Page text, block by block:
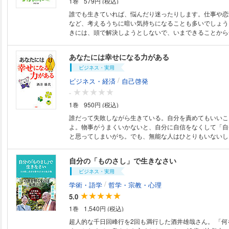
誰でも生きていれば、悩んだり迷ったりします。仕事や
など、考えるうちに暗い気持ちになることも多いでしょ
きには、頭で解決しようとしないで、いまできることか
がやさしく教える悩み解消への近道。
あなたには幸せになる力がある
ビジネス・実用
ビジネス・経済 / 自己啓発
-
1巻
950円 (税込)
誰だって失敗しながら生きている。自分を責めてもいい
よ。物事がうまくいかないと、自分に自信をなくして
と思ってしまいがち。でも、無能な人はひとりもいない
とき、人間関係がうまくいかないとき、逆境に立たされ
ざまなシチュエーションごとにその悩みから抜け出す考
心に元気をくれる言葉と、カラーイラスト満載の、生き
えてくれる一冊。
自分の「ものさし」で生きなさい
ビジネス・実用
学術・語学 / 哲学・宗教・心理
5.0
1巻
1,540円 (税込)
超人的な千日回峰行を2回も満行した酒井雄哉さん。 「